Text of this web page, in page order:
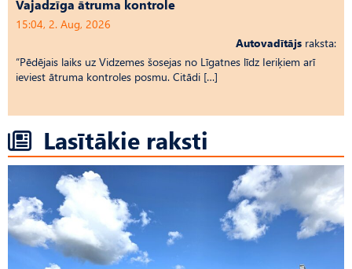
Vajadzīga ātruma kontrole
15:04, 2. Aug, 2026
Autovadītājs raksta:
“Pēdējais laiks uz Vid­ze­mes šosejas no Līgatnes līdz Ieriķiem arī
ieviest ātruma kontroles posmu. Citādi […]
Lasītākie raksti